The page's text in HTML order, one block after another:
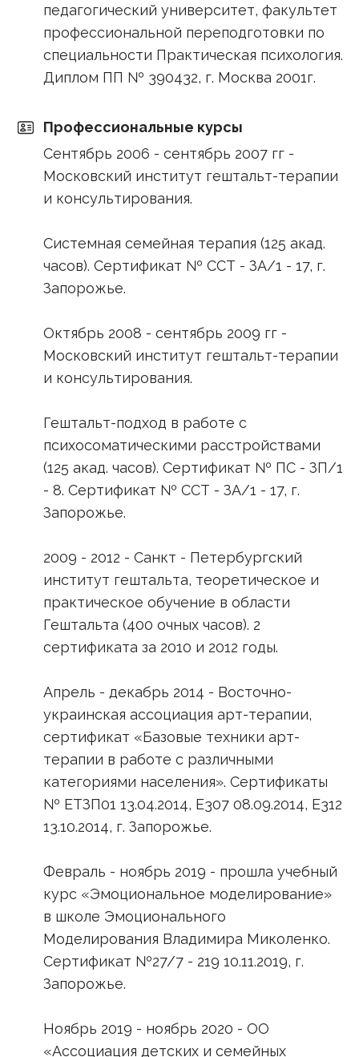
педагогический университет, факультет
профессиональной переподготовки по
специальности Практическая психология.
Диплом ПП № 390432, г. Москва 2001г.
Профессиональные курсы
Сентябрь 2006 - сентябрь 2007 гг -
Московский институт гештальт-терапии
и консультирования.
Системная семейная терапия (125 акад.
часов). Сертификат № ССТ - ЗА/1 - 17, г.
Запорожье.
Октябрь 2008 - сентябрь 2009 гг -
Московский институт гештальт-терапии
и консультирования.
Гештальт-подход в работе с
психосоматическими расстройствами
(125 акад. часов). Сертификат № ПС - ЗП/1
- 8. Сертификат № ССТ - ЗА/1 - 17, г.
Запорожье.
2009 - 2012 - Санкт - Петербургский
институт гештальта, теоретическое и
практическое обучение в области
Гештальта (400 очных часов). 2
сертификата за 2010 и 2012 годы.
Апрель - декабрь 2014 - Восточно-
украинская ассоциация арт-терапии,
сертификат «Базовые техники арт-
терапии в работе с различными
категориями населения». Сертификаты
№ ЕТЗП01 13.04.2014, Е307 08.09.2014, Е312
13.10.2014, г. Запорожье.
Февраль - ноябрь 2019 - прошла учебный
курс «Эмоциональное моделирование»
в школе Эмоционального
Моделирования Владимира Миколенко.
Сертификат №27/7 - 219 10.11.2019, г.
Запорожье.
Ноябрь 2019 - ноябрь 2020 - ОО
«Ассоциация детских и семейных